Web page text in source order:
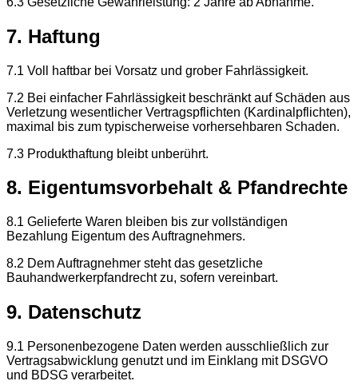
7. Haftung
7.1 Voll haftbar bei Vorsatz und grober Fahrlässigkeit.
7.2 Bei einfacher Fahrlässigkeit beschränkt auf Schäden aus
Verletzung wesentlicher Vertragspflichten (Kardinalpflichten),
maximal bis zum typischerweise vorhersehbaren Schaden.
7.3 Produkthaftung bleibt unberührt.
8. Eigentumsvorbehalt & Pfandrechte
8.1 Gelieferte Waren bleiben bis zur vollständigen
Bezahlung Eigentum des Auftragnehmers.
8.2 Dem Auftragnehmer steht das gesetzliche
Bauhandwerkerpfandrecht zu, sofern vereinbart.
9. Datenschutz
9.1 Personenbezogene Daten werden ausschließlich zur
Vertragsabwicklung genutzt und im Einklang mit DSGVO
und BDSG verarbeitet.